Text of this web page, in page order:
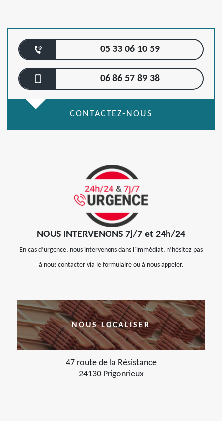
05 33 06 10 59
06 86 57 89 38
CONTACTEZ-NOUS
NOUS INTERVENONS 7j/7 et 24h/24
En cas d’urgence, nous intervenons dans l’immédiat, n’hésitez pas
à nous contacter via le formulaire ou à nous appeler.
NOUS LOCALISER
47 route de la Résistance
24130 Prigonrieux